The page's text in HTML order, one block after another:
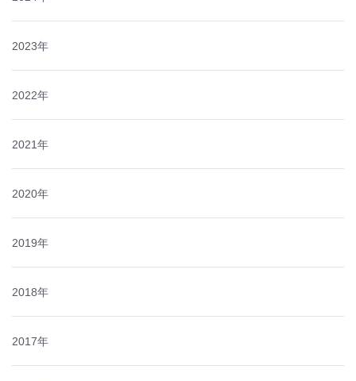
2023年
2022年
2021年
2020年
2019年
2018年
2017年